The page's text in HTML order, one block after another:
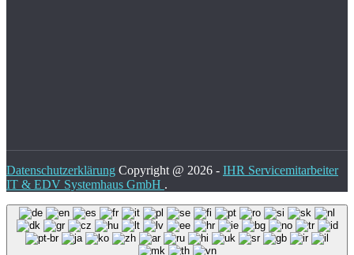
Datenschutzerklärung Copyright @ 2026 - IHR Servicemitarbeiter
IT & EDV Systemhaus GmbH .